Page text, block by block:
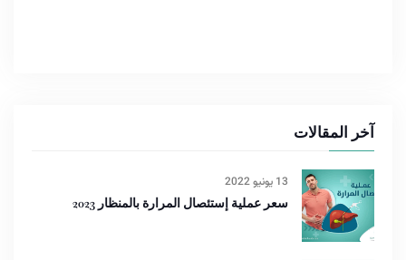
آخر المقالات
13 يونيو 2022
سعر عملية إستئصال المرارة بالمنظار 2023